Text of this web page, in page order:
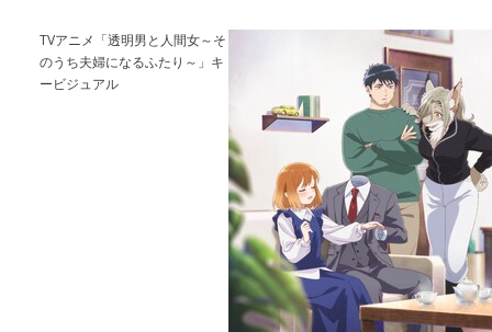
TVアニメ「透明男と人間女～そ
のうち夫婦になるふたり～」キ
ービジュアル